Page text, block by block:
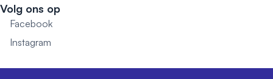
Volg ons op
Facebook
Instagram